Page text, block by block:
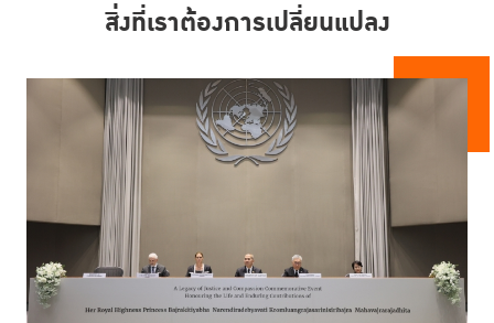
สิ่งที่เราต้องการเปลี่ยนแปลง